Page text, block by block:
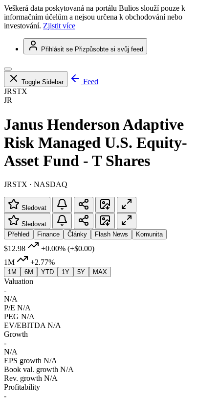
Veškerá data poskytovaná na portálu Bulios slouží pouze k
informačním účelům a nejsou určena k obchodování nebo
investování. Zjistit více
Přihlásit se Přizpůsobte si svůj feed
Toggle Sidebar
Feed
JRSTX
JR
Janus Henderson Adaptive
Risk Managed U.S. Equity-
Asset Fund - T Shares
JRSTX · NASDAQ
Sledovat
Sledovat
Přehled
Finance Články Flash News Komunita
$12.98 +0.00% (+$0.00)
1M
+2.77%
1M 6M YTD 1Y 5Y MAX
Valuation
-
N/A
P/E N/A
PEG N/A
EV/EBITDA N/A
Growth
-
N/A
EPS growth N/A
Book val. growth N/A
Rev. growth N/A
Profitability
-